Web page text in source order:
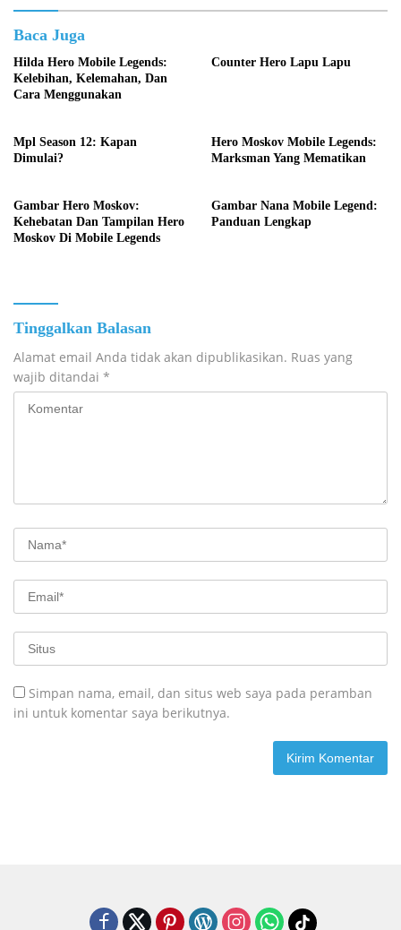
Baca Juga
Hilda Hero Mobile Legends:
Kelebihan, Kelemahan, Dan
Cara Menggunakan
Counter Hero Lapu Lapu
Mpl Season 12: Kapan
Dimulai?
Hero Moskov Mobile Legends:
Marksman Yang Mematikan
Gambar Hero Moskov:
Kehebatan Dan Tampilan Hero
Moskov Di Mobile Legends
Gambar Nana Mobile Legend:
Panduan Lengkap
Tinggalkan Balasan
Alamat email Anda tidak akan dipublikasikan. Ruas yang
wajib ditandai *
Simpan nama, email, dan situs web saya pada peramban
ini untuk komentar saya berikutnya.